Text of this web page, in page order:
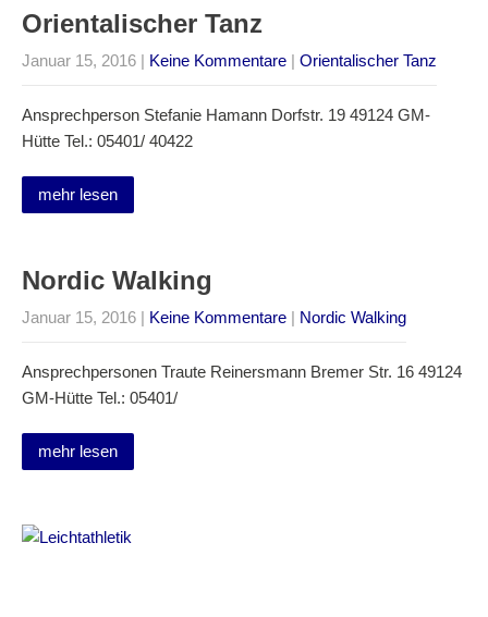
Orientalischer Tanz
Januar 15, 2016 | Keine Kommentare | Orientalischer Tanz
Ansprechperson Stefanie Hamann Dorfstr. 19 49124 GM-
Hütte Tel.: 05401/ 40422
mehr lesen
Nordic Walking
Januar 15, 2016 | Keine Kommentare | Nordic Walking
Ansprechpersonen Traute Reinersmann Bremer Str. 16 49124
GM-Hütte Tel.: 05401/
mehr lesen